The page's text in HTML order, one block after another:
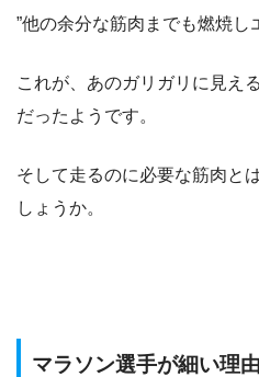
”他の余分な筋肉までも燃焼し
これが、あのガリガリに見え
だったようです。
そして走るのに必要な筋肉と
しょうか。
マラソン選手が細い理